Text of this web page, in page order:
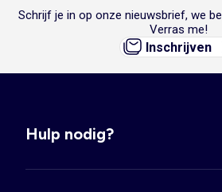
Schrijf je in op onze nieuwsbrief, we
Verras me!
Inschrijven
Hulp nodig?